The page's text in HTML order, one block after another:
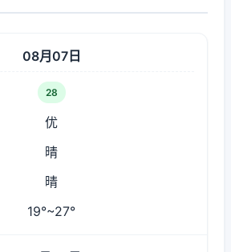
08月07日
28
优
晴
晴
19°~27°